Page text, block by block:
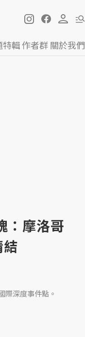
特輯作者群關於我們
：摩洛哥
際深度事件點。